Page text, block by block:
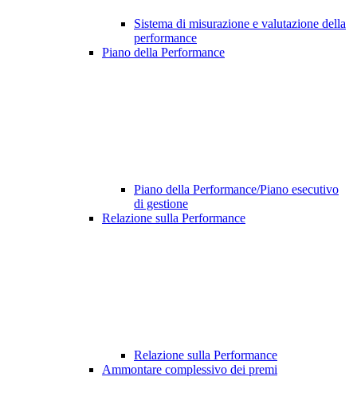
Sistema di misurazione e valutazione della
performance
Piano della Performance
Piano della Performance/Piano esecutivo
di gestione
Relazione sulla Performance
Relazione sulla Performance
Ammontare complessivo dei premi